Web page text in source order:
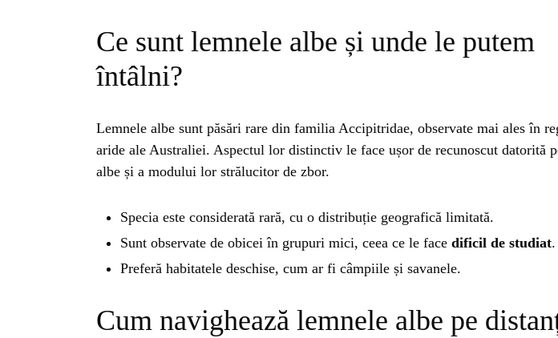
Ce sunt lemnele albe și unde le putem
întâlni?
Lemnele albe sunt păsări rare din familia Accipitridae, observate mai ales în
aride ale Australiei. Aspectul lor distinctiv le face ușor de recunoscut datorită
albe și a modului lor strălucitor de zbor.
Specia este considerată rară, cu o distribuție geografică limitată.
Sunt observate de obicei în grupuri mici, ceea ce le face dificil de studiat.
Preferă habitatele deschise, cum ar fi câmpiile și savanele.
Cum navighează lemnele albe pe